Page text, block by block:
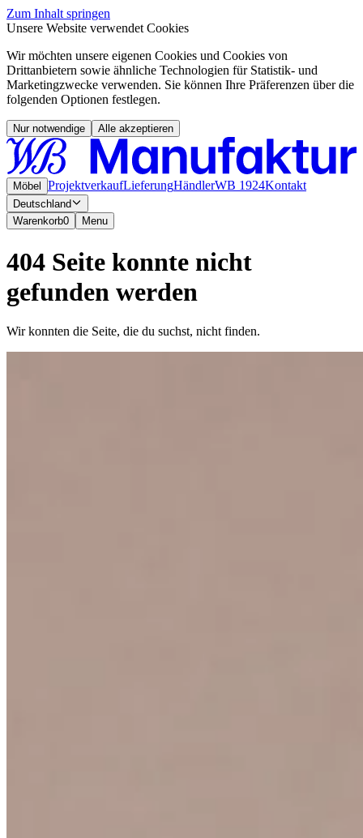
Zum Inhalt springen
Unsere Website verwendet Cookies
Wir möchten unsere eigenen Cookies und Cookies von
Drittanbietern sowie ähnliche Technologien für Statistik- und
Marketingzwecke verwenden. Sie können Ihre Präferenzen über die
folgenden Optionen festlegen.
Nur notwendige Alle akzeptieren
Möbel ProjektverkaufLieferungHändlerWB 1924Kontakt
Deutschland
Warenkorb0 Menu
404 Seite konnte nicht
gefunden werden
Wir konnten die Seite, die du suchst, nicht finden.